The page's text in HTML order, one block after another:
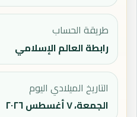
طريقة الحساب
رابطة العالم الإسلامي
التاريخ الميلادي اليوم
الجمعة، ٧ أغسطس ٢٠٢٦